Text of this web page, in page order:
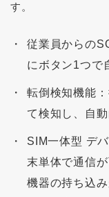
す。
従業員からの
にボタン1つで
転倒検知機能
て検知し、自
SIM一体型 デ
末単体で通信
機器の持ち込